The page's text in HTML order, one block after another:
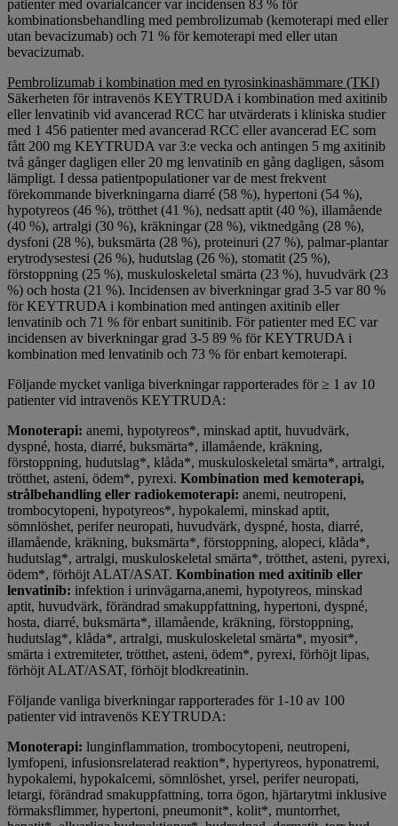
patienter med ovarialcancer var incidensen 83 % för
kombinationsbehandling med pembrolizumab (kemoterapi med eller
utan bevacizumab) och 71 % för kemoterapi med eller utan
bevacizumab.
Pembrolizumab i kombination med en tyrosinkinashämmare (TKI)
Säkerheten för intravenös KEYTRUDA i kombination med axitinib
eller lenvatinib vid avancerad RCC har utvärderats i kliniska studier
med 1 456 patienter med avancerad RCC eller avancerad EC som
fått 200 mg KEYTRUDA var 3:e vecka och antingen 5 mg axitinib
två gånger dagligen eller 20 mg lenvatinib en gång dagligen, såsom
lämpligt. I dessa patientpopulationer var de mest frekvent
förekommande biverkningarna diarré (58 %), hypertoni (54 %),
hypotyreos (46 %), trötthet (41 %), nedsatt aptit (40 %), illamående
(40 %), artralgi (30 %), kräkningar (28 %), viktnedgång (28 %),
dysfoni (28 %), buksmärta (28 %), proteinuri (27 %), palmar-plantar
erytrodysestesi (26 %), hudutslag (26 %), stomatit (25 %),
förstoppning (25 %), muskuloskeletal smärta (23 %), huvudvärk (23
%) och hosta (21 %). Incidensen av biverkningar grad 3-5 var 80 %
för KEYTRUDA i kombination med antingen axitinib eller
lenvatinib och 71 % för enbart sunitinib. För patienter med EC var
incidensen av biverkningar grad 3-5 89 % för KEYTRUDA i
kombination med lenvatinib och 73 % för enbart kemoterapi.
Följande mycket vanliga biverkningar rapporterades för ≥ 1 av 10
patienter vid intravenös KEYTRUDA:
Monoterapi: anemi, hypotyreos*, minskad aptit, huvudvärk,
dyspné, hosta, diarré, buksmärta*, illamående, kräkning,
förstoppning, hudutslag*, klåda*, muskuloskeletal smärta*, artralgi,
trötthet, asteni, ödem*, pyrexi. Kombination med kemoterapi,
strålbehandling eller radiokemoterapi: anemi, neutropeni,
trombocytopeni, hypotyreos*, hypokalemi, minskad aptit,
sömnlöshet, perifer neuropati, huvudvärk, dyspné, hosta, diarré,
illamående, kräkning, buksmärta*, förstoppning, alopeci, klåda*,
hudutslag*, artralgi, muskuloskeletal smärta*, trötthet, asteni, pyrexi,
ödem*, förhöjt ALAT/ASAT. Kombination med axitinib eller
lenvatinib: infektion i urinvägarna,anemi, hypotyreos, minskad
aptit, huvudvärk, förändrad smakuppfattning, hypertoni, dyspné,
hosta, diarré, buksmärta*, illamående, kräkning, förstoppning,
hudutslag*, klåda*, artralgi, muskuloskeletal smärta*, myosit*,
smärta i extremiteter, trötthet, asteni, ödem*, pyrexi, förhöjt lipas,
förhöjt ALAT/ASAT, förhöjt blodkreatinin.
Följande vanliga biverkningar rapporterades för 1-10 av 100
patienter vid intravenös KEYTRUDA:
Monoterapi: lunginflammation, trombocytopeni, neutropeni,
lymfopeni, infusionsrelaterad reaktion*, hypertyreos, hyponatremi,
hypokalemi, hypokalcemi, sömnlöshet, yrsel, perifer neuropati,
letargi, förändrad smakuppfattning, torra ögon, hjärtarytmi inklusive
förmaksflimmer, hypertoni, pneumonit*, kolit*, muntorrhet,